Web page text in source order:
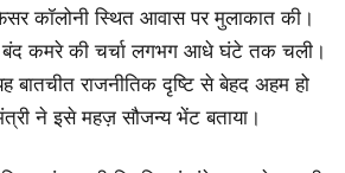
कॉलोनी स्थित आवास पर मुलाकात की।
बंद कमरे की चर्चा लगभग आधे घंटे तक चली।
बातचीत राजनीतिक दृष्टि से बेहद अहम हो
ने इसे महज़ सौजन्य भेंट बताया।